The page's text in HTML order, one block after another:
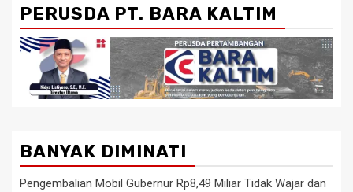
PERUSDA PT. BARA KALTIM
BANYAK DIMINATI
Pengembalian Mobil Gubernur Rp8,49 Miliar Tidak Wajar dan